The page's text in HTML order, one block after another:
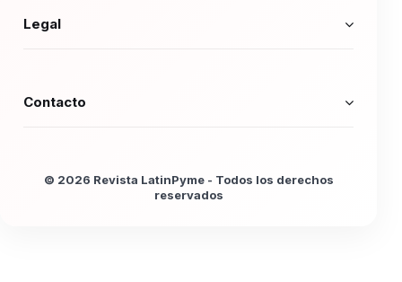
Legal
Contacto
© 2026 Revista LatinPyme - Todos los derechos
reservados